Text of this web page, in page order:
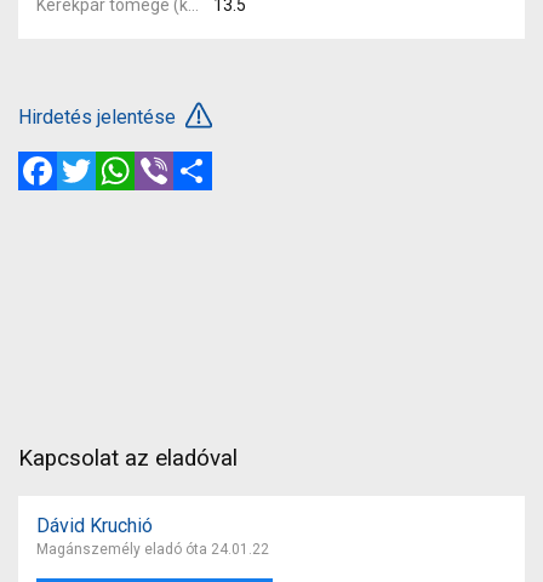
13.5
Hirdetés jelentése
FacebookTwitterWhatsApp
Viber
Kapcsolat az eladóval
Dávid Kruchió
Magánszemély eladó óta 24.01.22